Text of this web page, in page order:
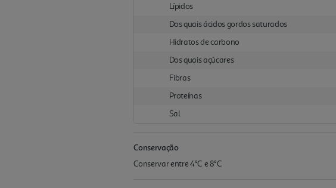
Lípidos
Dos quais ácidos gordos saturados
Hidratos de carbono
Dos quais açúcares
Fibras
Proteínas
Sal
Conservação
Conservar entre 4°C e 8°C